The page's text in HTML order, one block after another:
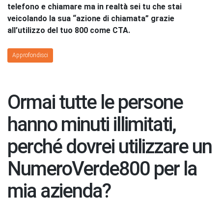
telefono e chiamare ma in realtà sei tu che stai
veicolando la sua “azione di chiamata” grazie
all’utilizzo del tuo 800 come CTA.
Approfondisci
Ormai tutte le persone
hanno minuti illimitati,
perché dovrei utilizzare un
NumeroVerde800 per la
mia azienda?